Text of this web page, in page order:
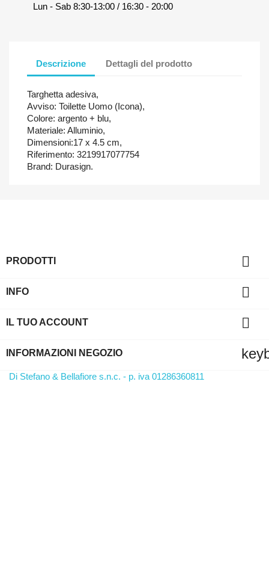
Lun - Sab 8:30-13:00 / 16:30 - 20:00
Descrizione Dettagli del prodotto
Targhetta adesiva,
Avviso: Toilette Uomo (Icona),
Colore: argento + blu,
Materiale: Alluminio,
Dimensioni:17 x 4.5 cm,
Riferimento: 3219917077754
Brand: Durasign.
PRODOTTI 
INFO 
IL TUO ACCOUNT 
INFORMAZIONI NEGOZIO
Di Stefano & Bellafiore s.n.c. - p. iva 01286360811